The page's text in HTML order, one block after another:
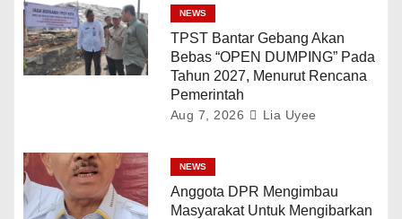
NEWS
TPST Bantar Gebang Akan
Bebas “OPEN DUMPING” Pada
Tahun 2027, Menurut Rencana
Pemerintah
Aug 7, 2026 Lia Uyee
NEWS
Anggota DPR Mengimbau
Masyarakat Untuk Mengibarkan